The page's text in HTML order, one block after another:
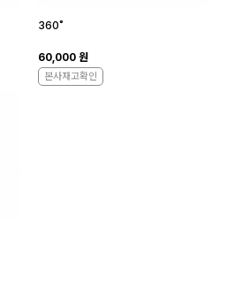
360˚
60,000 원
본사재고확인